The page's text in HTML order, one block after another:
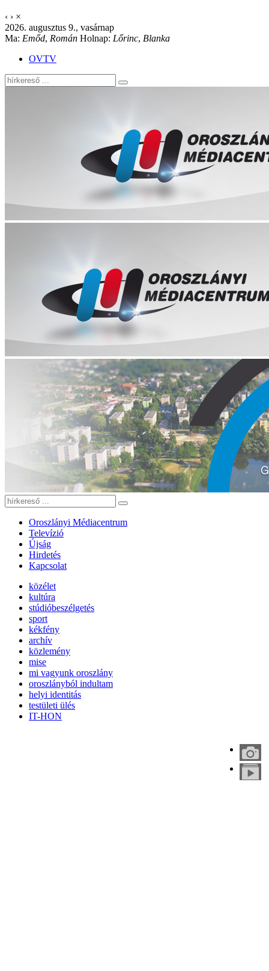
‹ › ×
2026. augusztus 9., vasárnap
Ma: Emőd, Román Holnap: Lőrinc, Blanka
OVTV
Oroszlányi Médiacentrum
Televízió
Újság
Hirdetés
Kapcsolat
közélet
kultúra
stúdióbeszélgetés
sport
kékfény
archív
közlemény
mise
mi vagyunk oroszlány
oroszlányból indultam
helyi identitás
testületi ülés
IT-HON